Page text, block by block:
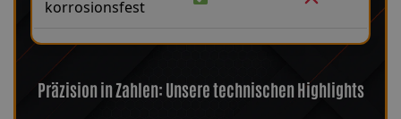
korrosionsfest
Präzision in Zahlen: Unsere technischen Highlights